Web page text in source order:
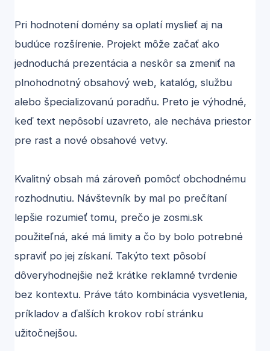
Pri hodnotení domény sa oplatí myslieť aj na
budúce rozšírenie. Projekt môže začať ako
jednoduchá prezentácia a neskôr sa zmeniť na
plnohodnotný obsahový web, katalóg, službu
alebo špecializovanú poradňu. Preto je výhodné,
keď text nepôsobí uzavreto, ale necháva priestor
pre rast a nové obsahové vetvy.
Kvalitný obsah má zároveň pomôcť obchodnému
rozhodnutiu. Návštevník by mal po prečítaní
lepšie rozumieť tomu, prečo je zosmi.sk
použiteľná, aké má limity a čo by bolo potrebné
spraviť po jej získaní. Takýto text pôsobí
dôveryhodnejšie než krátke reklamné tvrdenie
bez kontextu. Práve táto kombinácia vysvetlenia,
príkladov a ďalších krokov robí stránku
užitočnejšou.